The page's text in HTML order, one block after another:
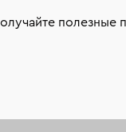
полезные